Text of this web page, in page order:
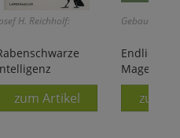
H. Reichholf:
zum Artikel
Gebauer/
Endlich
Magen
zum